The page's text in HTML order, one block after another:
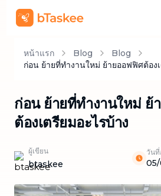
หน้าแรก Blog
Blog
ก่อน ย้ายที่ทำงานใหม่ ย้ายออฟฟิศต้อง
ก่อน ย้ายที่ทำงานใหม่ ย้
ต้องเตรียมอะไรบ้าง
ผู้เขียน
btaskee
วันที่